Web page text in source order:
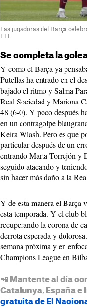
Las jugadoras del Barça
EFE
Se completa la
Y como el Barça ya
Putellas ha entrado en el
bajado el ritmo y Salma
Real Sociedad y Mariona
48 (6-0). Y poco después
en un contragolpe
Keira Wlash. Pero es que
particular después de un
entrando Marta Torrejón y
seguido atacando y
sin hacer más daño a la
Y de esta manera el Barça
esta temporada. Y el club
recuperando la corona de
derrota esperada y
semana próxima y en
Champions League en
📲 Mantente al día
Catalunya, España e
gratuita de El